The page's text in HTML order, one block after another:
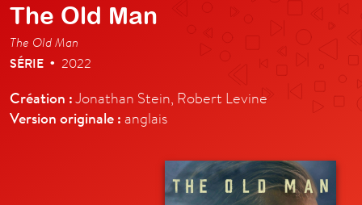
The Old Man
The Old Man
SÉRIE • 2022
Création :Jonathan Stein, Robert Levine
Version originale : anglais